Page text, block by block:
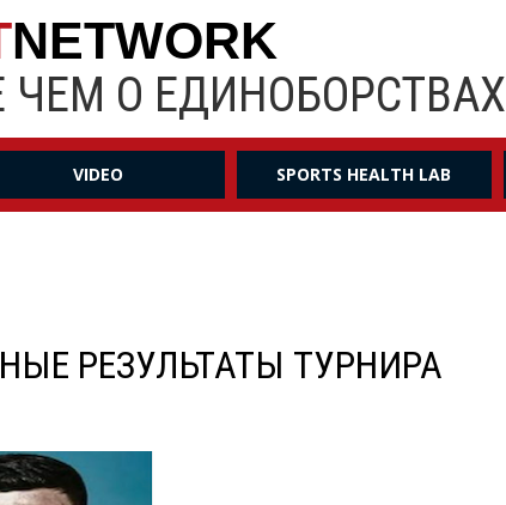
NETWORK
ЧЕМ О ЕДИНОБОРСТВАХ
VIDEO SPORTS HEALTH LAB
РЕЗУЛЬТАТЫ ТУРНИРА